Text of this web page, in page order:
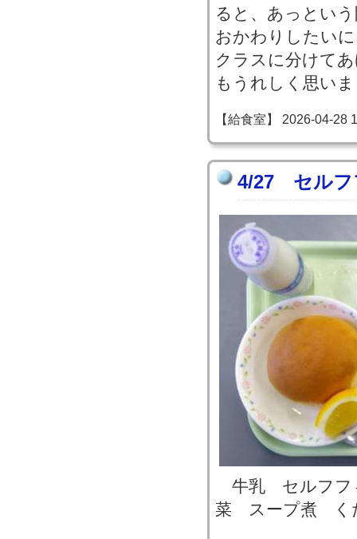
ると、あっとい
おかわりしたい
クラスに分けて
もうれしく思い
【給食室】 2026-04-28
4/27 セルフ
牛乳 セルフフ
菜 スープ煮 く